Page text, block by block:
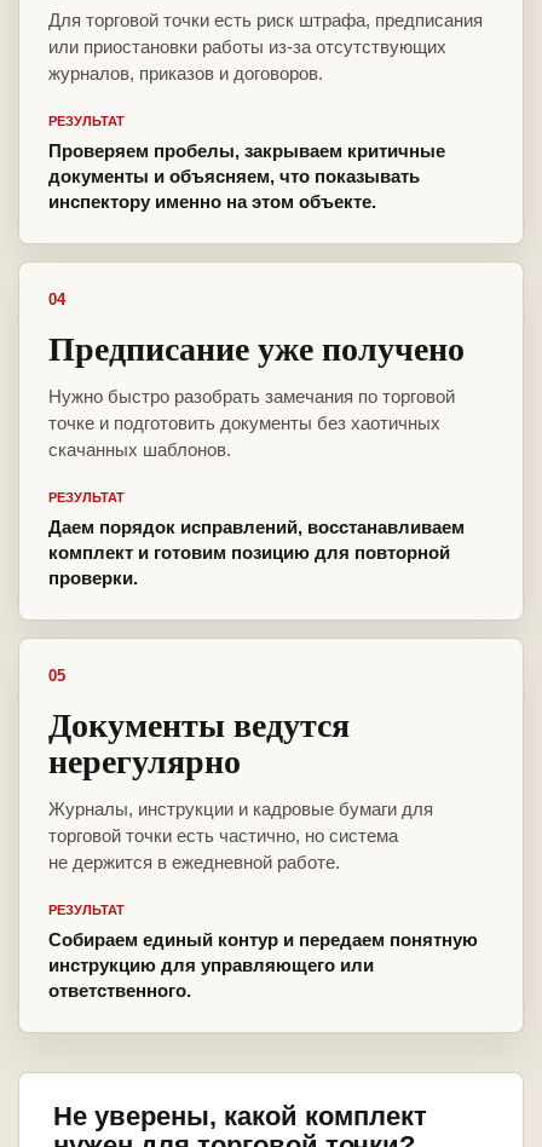
Для торговой точки есть риск штрафа, предписания
или приостановки работы из-за отсутствующих
журналов, приказов и договоров.
РЕЗУЛЬТАТ
Проверяем пробелы, закрываем критичные
документы и объясняем, что показывать
инспектору именно на этом объекте.
04
Предписание уже получено
Нужно быстро разобрать замечания по торговой
точке и подготовить документы без хаотичных
скачанных шаблонов.
РЕЗУЛЬТАТ
Даем порядок исправлений, восстанавливаем
комплект и готовим позицию для повторной
проверки.
05
Документы ведутся
нерегулярно
Журналы, инструкции и кадровые бумаги для
торговой точки есть частично, но система
не держится в ежедневной работе.
РЕЗУЛЬТАТ
Собираем единый контур и передаем понятную
инструкцию для управляющего или
ответственного.
Не уверены, какой комплект